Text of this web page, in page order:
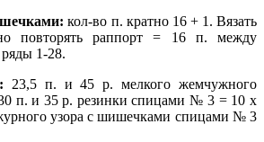
кол-во п. кратно 16 + 1. Вязать
повторять раппорт = 16 п. между
1-28.
23,5 п. и 45 р. мелкого жемчужного
п. и 35 р. резинки спицами № 3 = 10 х
узора с шишечками спицами № 3